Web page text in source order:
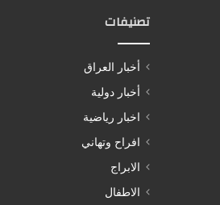
تصنيفات
أخبار العراق
أخبار دولية
اخبار رياضية
افراح وتهاني
الابراج
الاطفال